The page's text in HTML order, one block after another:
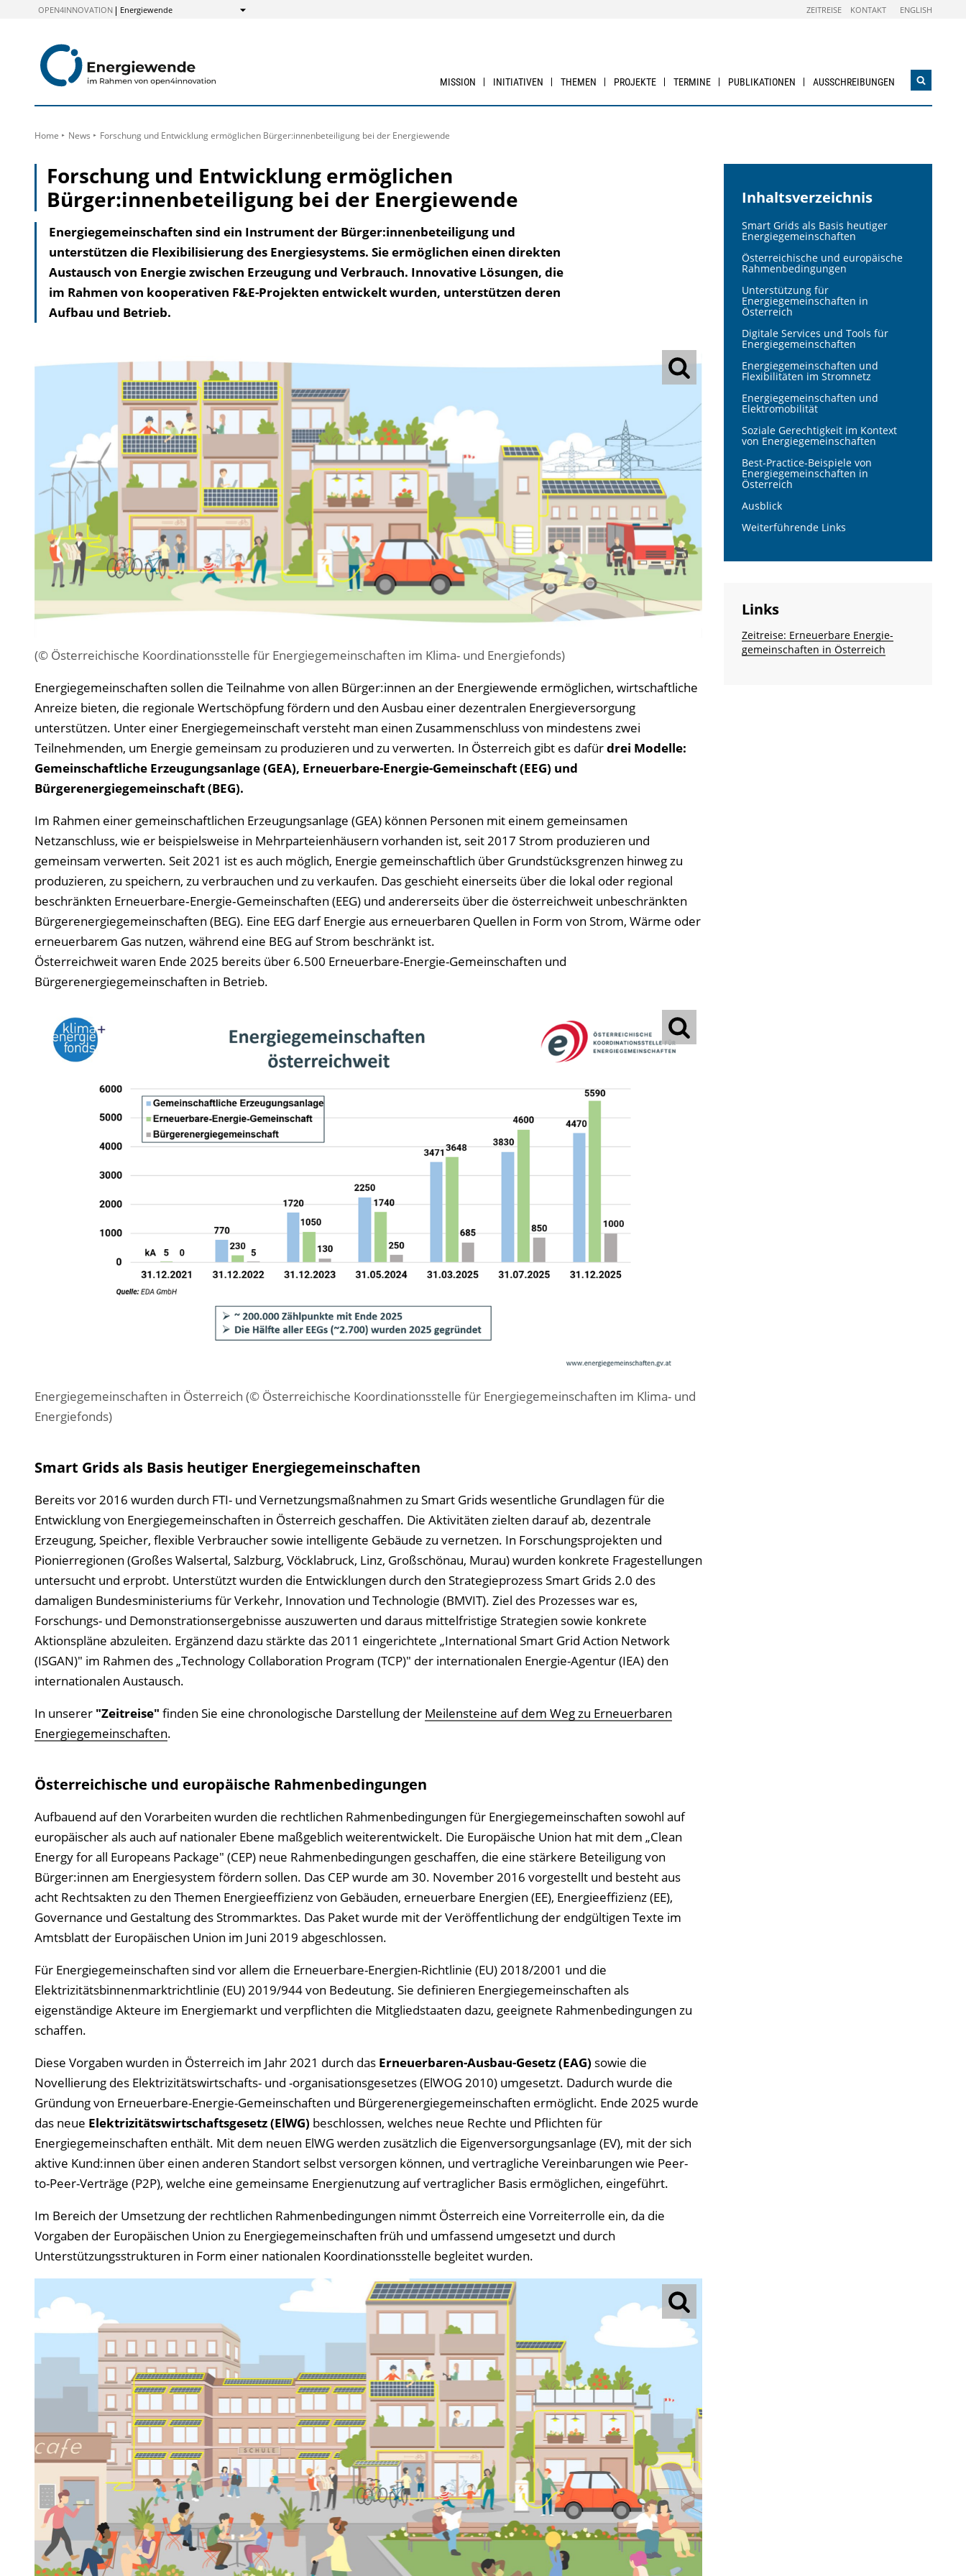
OPEN4INNOVATION Energiewende
Anzeigen
ZEITREISE KONTAKT ENGLISH
MISSION INITIATIVEN THEMEN PROJEKTE TERMINE PUBLIKATIONEN AUSSCHREIBUNGEN
Home News Forschung und Entwicklung ermöglichen Bürger:innen­betei­ligung bei der Energiewende
Forschung und Entwicklung ermöglichen
Bürger:innen­betei­ligung bei der Energiewende
Energiegemeinschaften sind ein Instru­ment der Bürger:innen­beteiligung und
unterstützen die Flexibilisierung des Energiesystems. Sie ermöglichen einen direkten
Austausch von Energie zwischen Erzeugung und Verbrauch. Innovative Lösungen, die
im Rahmen von kooperativen F&E-Projekten ent­wickelt wurden, unterstützen deren
Aufbau und Betrieb.
(© Österreichische Koordinationsstelle für Energiegemeinschaften im Klima- und Energiefonds)
Energiegemeinschaften sollen die Teilnahme von allen Bürger:innen an der Energiewende ermöglichen, wirtschaftliche
Anreize bieten, die regionale Wertschöpfung fördern und den Ausbau einer dezentralen Energieversorgung
unterstützen. Unter einer Energiegemeinschaft versteht man einen Zusammenschluss von mindestens zwei
Teilnehmenden, um Energie gemeinsam zu produzieren und zu verwerten. In Österreich gibt es dafürdrei Modelle:
Gemeinschaftliche Erzeugungsanlage (GEA), Erneuerbare-Energie-Gemeinschaft (EEG) und
Bürgerenergiegemeinschaft (BEG).
Im Rahmen einer gemeinschaftlichen Erzeugungsanlage (GEA) können Personen mit einem gemeinsamen
Netzanschluss, wie er beispielsweise in Mehrparteienhäusern vorhanden ist, seit 2017 Strom produzieren und
gemeinsam verwerten. Seit 2021 ist es auch möglich, Energie gemeinschaftlich über Grundstücksgrenzen hinweg zu
produzieren, zu speichern, zu verbrauchen und zu verkaufen. Das geschieht einerseits über die lokal oder regional
beschränkten Erneuerbare‑Energie‑Gemeinschaften (EEG) und andererseits über die österreichweit unbeschränkten
Bürgerenergiegemeinschaften (BEG). Eine EEG darf Energie aus erneuerbaren Quellen in Form von Strom, Wärme oder
erneuerbarem Gas nutzen, während eine BEG auf Strom beschränkt ist.
Österreichweit waren Ende 2025 bereits über 6.500 Erneuerbare-Energie-Gemeinschaften und
Bürgerenergiegemeinschaften in Betrieb.
Energiegemeinschaften in Österreich (© Österreichische Koordinationsstelle für Energiegemeinschaften im Klima- und
Energiefonds)
Smart Grids als Basis heutiger Energiegemeinschaften
Bereits vor 2016 wurden durch FTI- und Vernetzungsmaßnahmen zu Smart Grids wesentliche Grundlagen für die
Entwicklung von Energiegemeinschaften in Österreich geschaffen. Die Aktivitäten zielten darauf ab, dezentrale
Erzeugung, Speicher, flexible Verbraucher sowie intelligente Gebäude zu vernetzen. In Forschungsprojekten und
Pionierregionen (Großes Walsertal, Salzburg, Vöcklabruck, Linz, Großschönau, Murau) wurden konkrete Fragestellungen
untersucht und erprobt. Unterstützt wurden die Entwicklungen durch den Strategieprozess Smart Grids 2.0 des
damaligen Bundesministeriums für Verkehr, Innovation und Technologie (BMVIT). Ziel des Prozesses war es,
Forschungs- und Demonstrationsergebnisse auszuwerten und daraus mittelfristige Strategien sowie konkrete
Aktionspläne abzuleiten. Ergänzend dazu stärkte das 2011 eingerichtete „International Smart Grid Action Network
(ISGAN)" im Rahmen des „Technology Collaboration Program (TCP)" der internationalen Energie-Agentur (IEA) den
internationalen Austausch.
In unserer "Zeitreise" finden Sie eine chronologische Darstellung der Meilensteine auf dem Weg zu Erneuerbaren
Energiegemeinschaften.
Österreichische und europäische Rahmenbedingungen
Aufbauend auf den Vorarbeiten wurden die rechtlichen Rahmenbedingungen für Energiegemeinschaften sowohl auf
europäischer als auch auf nationaler Ebene maßgeblich weiterentwickelt. Die Europäische Union hat mit dem „Clean
Energy for all Europeans Package" (CEP) neue Rahmenbedingungen geschaffen, die eine stärkere Beteiligung von
Bürger:innen am Energiesystem fördern sollen. Das CEP wurde am 30. November 2016 vorgestellt und besteht aus
acht Rechtsakten zu den Themen Energieeffizienz von Gebäuden, erneuerbare Energien (EE), Energieeffizienz (EE),
Governance und Gestaltung des Strommarktes. Das Paket wurde mit der Veröffentlichung der endgültigen Texte im
Amtsblatt der Europäischen Union im Juni 2019 abgeschlossen.
Für Energiegemeinschaften sind vor allem die Erneuerbare-Energien-Richtlinie (EU) 2018/2001 und die
Elektrizitätsbinnenmarktrichtlinie (EU) 2019/944 von Bedeutung. Sie definieren Energiegemeinschaften als
eigenständige Akteure im Energiemarkt und verpflichten die Mitgliedstaaten dazu, geeignete Rahmenbedingungen zu
schaffen.
Diese Vorgaben wurden in Österreich im Jahr 2021 durch das Erneuerbaren-Ausbau-Gesetz (EAG) sowie die
Novellierung des Elektrizitätswirtschafts- und -organisationsgesetzes (ElWOG 2010) umgesetzt. Dadurch wurde die
Gründung von Erneuerbare-Energie-Gemeinschaften und Bürgerenergiegemeinschaften ermöglicht. Ende 2025 wurde
das neue Elektrizitätswirtschaftsgesetz (ElWG) beschlossen, welches neue Rechte und Pflichten für
Energiegemeinschaften enthält. Mit dem neuen ElWG werden zusätzlich die Eigenversorgungsanlage (EV), mit der sich
aktive Kund:innen über einen anderen Standort selbst versorgen können, und vertragliche Vereinbarungen wie Peer-
to-Peer-Verträge (P2P), welche eine gemeinsame Energienutzung auf vertraglicher Basis ermöglichen, eingeführt.
Im Bereich der Umsetzung der rechtlichen Rahmenbedingungen nimmt Österreich eine Vorreiterrolle ein, da die
Vorgaben der Europäischen Union zu Energiegemeinschaften früh und umfassend umgesetzt und durch
Unterstützungsstrukturen in Form einer nationalen Koordinationsstelle begleitet wurden.
Inhaltsverzeichnis
Smart Grids als Basis heutiger
Energiegemeinschaften
Österreichische und europäische
Rahmenbedingungen
Unterstützung für
Energiegemeinschaften in
Österreich
Digitale Services und Tools für
Energiegemeinschaften
Energiegemeinschaften und
Flexibilitäten im Stromnetz
Energiegemeinschaften und
Elektromobilität
Soziale Gerechtigkeit im Kontext
von Energiegemeinschaften
Best-Practice-Beispiele von
Energiegemeinschaften in
Österreich
Ausblick
Weiterführende Links
Links
Zeitreise: Erneuerbare Energie­
gemein­schaften in Österreich